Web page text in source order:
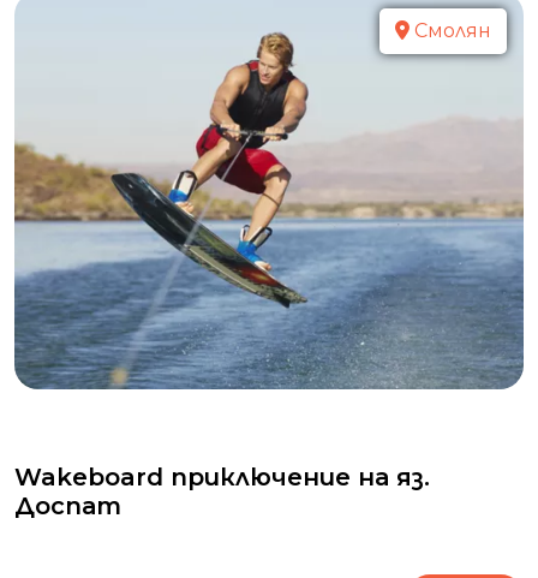
Смолян
Wakeboard приключение на яз.
Доспат